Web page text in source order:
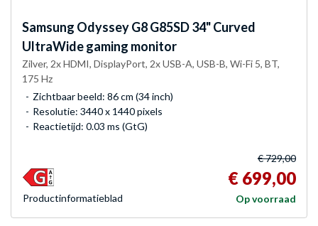
Samsung Odyssey G8 G85SD 34" Curved
UltraWide gaming monitor
Zilver, 2x HDMI, DisplayPort, 2x USB-A, USB-B, Wi-Fi 5, BT,
175 Hz
Zichtbaar beeld: 86 cm (34 inch)
Resolutie: 3440 x 1440 pixels
Reactietijd: 0.03 ms (GtG)
€ 729,00
€ 699,00
Op voorraad
Product­informatieblad